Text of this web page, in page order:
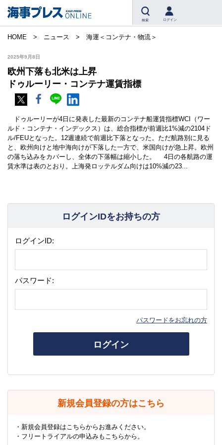
検索 ログイン
HOME ニュース 海運＜コンテナ・物流＞
2025年9月8日
欧州下落も北米は上昇
ドゥルーリー・コンテナ運賃指標
ドゥルーリーが4日に発表した最新のコンテナ船運賃指標WCI（ワー
ルド・コンテナ・インデックス）は、総合指標が前週比1%減の2104ド
ル/FEUとなった。12週連続で前週比下落となった。ただ航路別に見る
と、欧州向けと地中海向けが下落した一方で、米国向けが急上昇。欧州
の落ち込みをカバーし、全体の下落幅は縮小した。 4日の各航路の運
賃水準は表のとおり。上海発ロッテルダム向けは10%減の23...
ログインIDをお持ちの方
ログインID:
パスワード:
パスワードをお忘れの方
ログイン
新規会員登録の方はこちら
・新規会員登録はこちらからお進みください。
・フリートライアルの申込みもこちらから。